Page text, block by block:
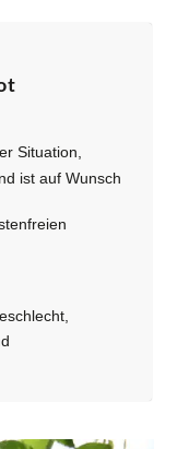
Situation,
ist auf Wunsch